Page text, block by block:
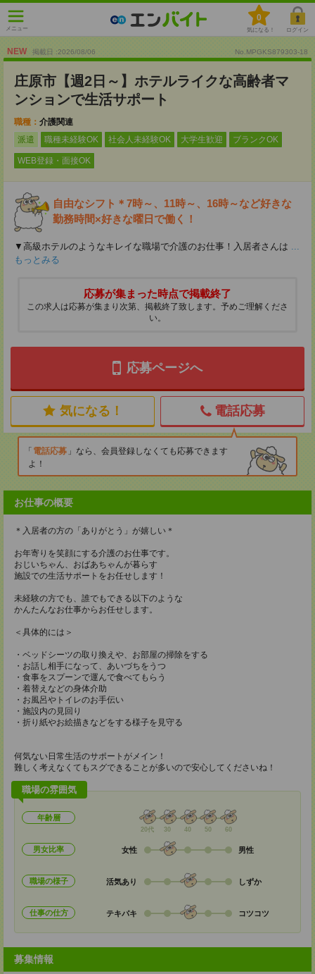
メニュー
0
気になる！ ログイン
NEW 掲載日 :2026/08/06 No.MPGKS879303-18
庄原市【週2日～】ホテルライクな高齢者マ
ンションで生活サポート
職種： 介護関連
派遣
職種未経験OK 社会人未経験OK 大学生歓迎 ブランクOK
WEB登録・面接OK
自由なシフト＊7時～、11時～、16時～など好きな
勤務時間×好きな曜日で働く！
▼高級ホテルのようなキレイな職場で介護のお仕事！入居者さんは ...
もっとみる
応募が集まった時点で掲載終了
この求人は応募が集まり次第、掲載終了致します。予めご理解くださ
い。
応募ページへ
気になる！ 電話応募
電話応募
なら、会員登録しなくても応募できます
よ！
お仕事の概要
＊入居者の方の「ありがとう」が嬉しい＊
お年寄りを笑顔にする介護のお仕事です。
おじいちゃん、おばあちゃんが暮らす
施設での生活サポートをお任せします！
未経験の方でも、誰でもできる以下のような
かんたんなお仕事からお任せします。
＜具体的には＞
・ベッドシーツの取り換えや、お部屋の掃除をする
・お話し相手になって、あいづちをうつ
・食事をスプーンで運んで食べてもらう
・着替えなどの身体介助
・お風呂やトイレのお手伝い
・施設内の見回り
・折り紙やお絵描きなどをする様子を見守る
何気ない日常生活のサポートがメイン！
難しく考えなくてもスグできることが多いので安心してくださいね！
職場の雰囲気
年齢層
20代 30 40 50 60
男女比率 女性 男性
職場の様子 活気あり しずか
仕事の仕方 テキパキ コツコツ
募集情報